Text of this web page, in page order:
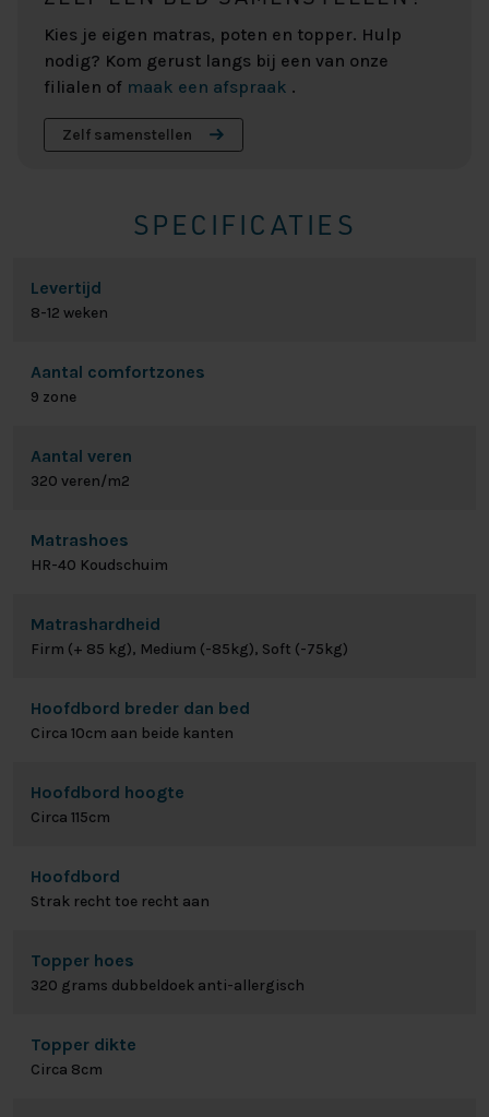
Kies je eigen matras, poten en topper. Hulp
nodig? Kom gerust langs bij een van onze
filialen of maak een afspraak .
Zelf samenstellen
SPECIFICATIES
Levertijd
8-12 weken
Aantal comfortzones
9 zone
Aantal veren
320 veren/m2
Matrashoes
HR-40 Koudschuim
Matrashardheid
Firm (+ 85 kg), Medium (-85kg), Soft (-75kg)
Hoofdbord breder dan bed
Circa 10cm aan beide kanten
Hoofdbord hoogte
Circa 115cm
Hoofdbord
Strak recht toe recht aan
Topper hoes
320 grams dubbeldoek anti-allergisch
Topper dikte
Circa 8cm